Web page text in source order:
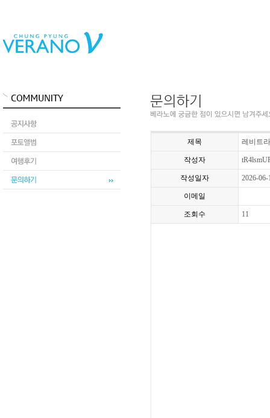
제목 레비트
작성자
작성일자 2026-06-
이메일
조회수 11